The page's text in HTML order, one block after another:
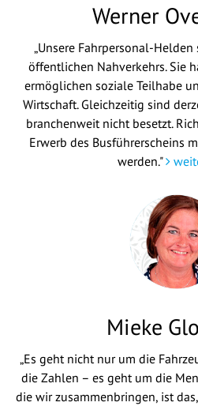
Werner
„Unsere Fahrpersonal-
öffentlichen Nahverkehrs. Sie
ermöglichen soziale Teilhabe
Wirtschaft. Gleichzeitig sind
branchenweit nicht besetzt.
Erwerb des Busführerscheins
werden."
Mieke
„Es geht nicht nur um die
die Zahlen – es geht um die
die wir zusammenbringen, ist